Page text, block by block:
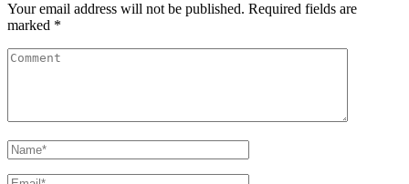
Your email address will not be published. Required fields are
marked *